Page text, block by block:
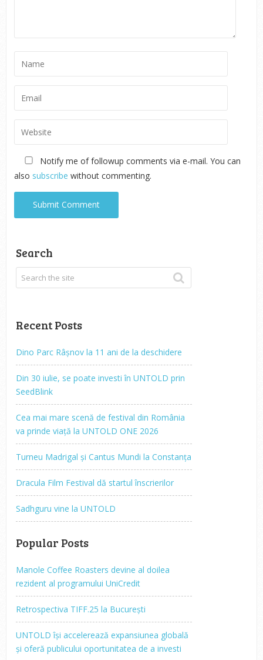
Notify me of followup comments via e-mail. You can
also subscribe without commenting.
Search
Recent Posts
Dino Parc Râșnov la 11 ani de la deschidere
Din 30 iulie, se poate investi în UNTOLD prin
SeedBlink
Cea mai mare scenă de festival din România
va prinde viață la UNTOLD ONE 2026
Turneu Madrigal și Cantus Mundi la Constanța
Dracula Film Festival dă startul înscrierilor
Sadhguru vine la UNTOLD
Popular Posts
Manole Coffee Roasters devine al doilea
rezident al programului UniCredit
Retrospectiva TIFF.25 la București
UNTOLD își accelerează expansiunea globală
și oferă publicului oportunitatea de a investi